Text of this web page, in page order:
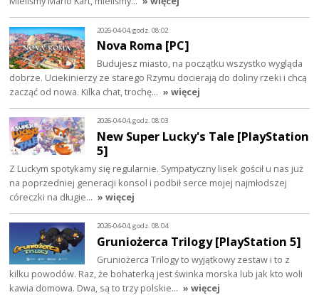
2026-04-04, godz. 08:02
Nova Roma [PC]
Budujesz miasto, na początku wszystko wygląda
dobrze. Uciekinierzy ze starego Rzymu docierają do doliny rzeki i chcą
zacząć od nowa. Kilka chat, trochę… » więcej
2026-04-04, godz. 08:03
New Super Lucky's Tale [PlayStation
5]
Z Luckym spotykamy się regularnie. Sympatyczny lisek gościł u nas już
na poprzedniej generacji konsol i podbił serce mojej najmłodszej
córeczki na długie… » więcej
2026-04-04, godz. 08:04
Gruniożerca Trilogy [PlayStation 5]
Gruniożerca Trilogy to wyjątkowy zestaw i to z
kilku powodów. Raz, że bohaterką jest świnka morska lub jak kto woli
kawia domowa. Dwa, są to trzy polskie… » więcej